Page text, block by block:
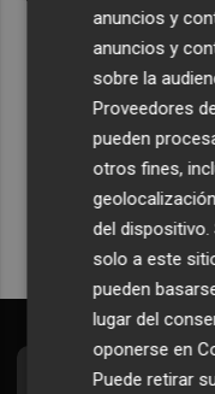
Recibe
Plaza
anuncios y
anuncios y
sobre la
Proveedores
pueden
otros fines,
del
solo a este
pueden
lugar del
oponerse en
Puede retirar